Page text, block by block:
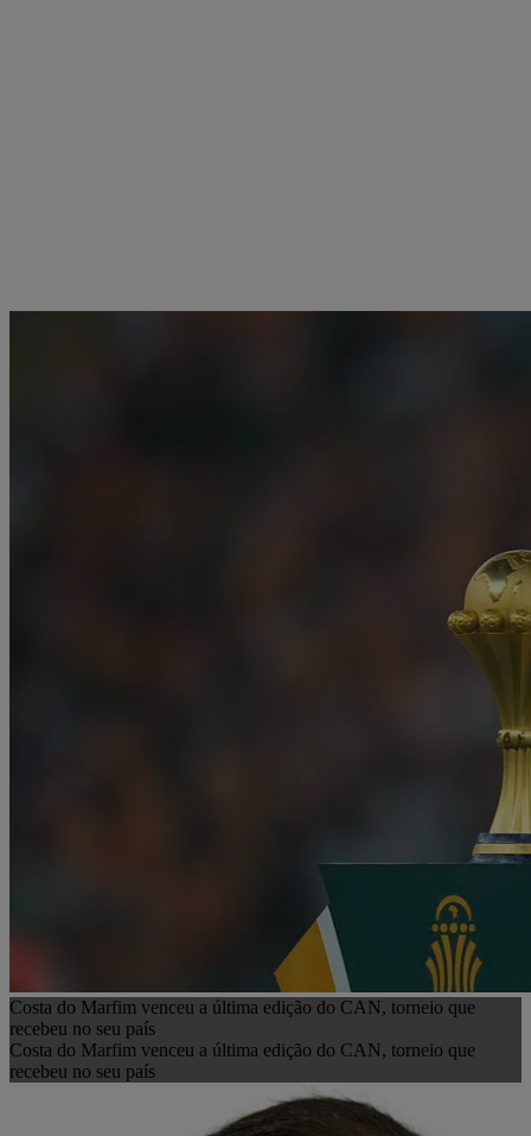
Costa do Marfim venceu a última edição do CAN, torneio que
recebeu no seu país
Costa do Marfim venceu a última edição do CAN, torneio que
recebeu no seu país